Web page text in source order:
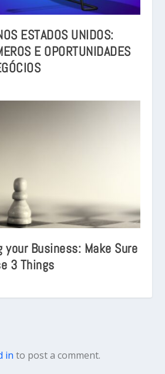
ESTADOS UNIDOS:
E OPORTUNIDADES
your Business: Make Sure
3 Things
in to post a comment.